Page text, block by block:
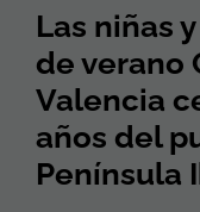
Las niñas
de verano
Valencia
años del
Península